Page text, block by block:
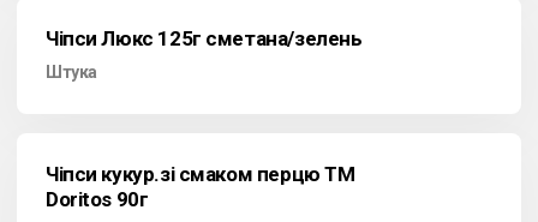
Чіпси Люкс 125г сметана/зелень
Штука
Чіпси кукур.зі смаком перцю ТМ
Doritos 90г